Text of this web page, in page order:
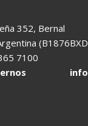
352, Bernal
4365 7100